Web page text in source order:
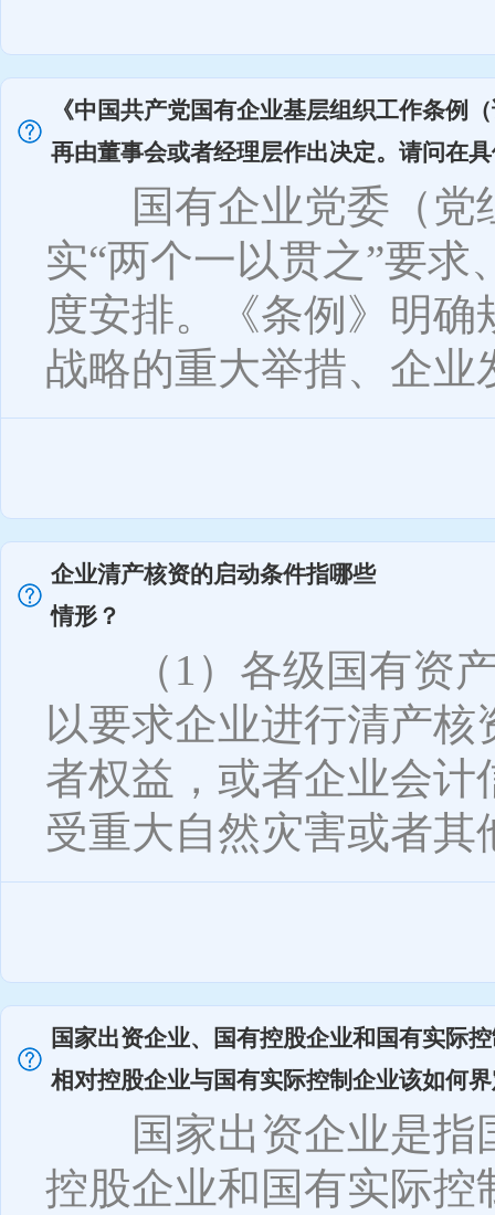
《中国共产党国有企业基层组织工作条例
再由董事会或者经理层作出决定。请问在
国有企业党委（党
实“两个一以贯之”要
度安排。《条例》明
战略的重大举措、企业
企业清产核资的启动条件指哪些
情形？
（1）各级国有资产
以要求企业进行清产
者权益，或者企业会
受重大自然灾害或者其
国家出资企业、国有控股企业和国有实际
相对控股企业与国有实际控制企业该如何
国家出资企业是指
控股企业和国有实际控